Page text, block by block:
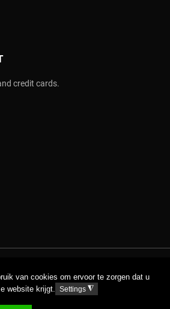
van cookies om ervoor te zorgen dat u
website krijgt.
Settings◮
credit cards.
PRIVACY GPDR